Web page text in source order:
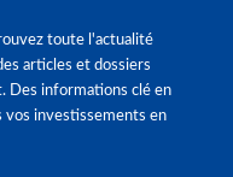
toute l'actualité
articles et dossiers
Des informations clé en
vos investissements en